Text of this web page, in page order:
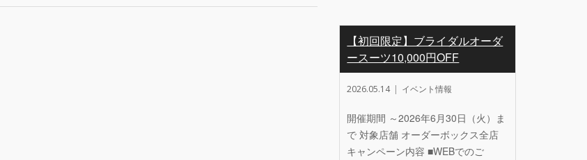
【初回限定】ブライダルオーダ
ースーツ10,000円OFF
2026.05.14 イベント情報
開催期間 ～2026年6月30日（火）ま
で 対象店舗 オーダーボックス全店
キャンペーン内容 ■WEBでのご